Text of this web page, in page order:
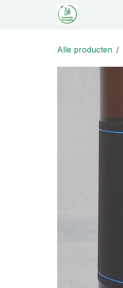
Overslaan naar inhoud
Alle producten